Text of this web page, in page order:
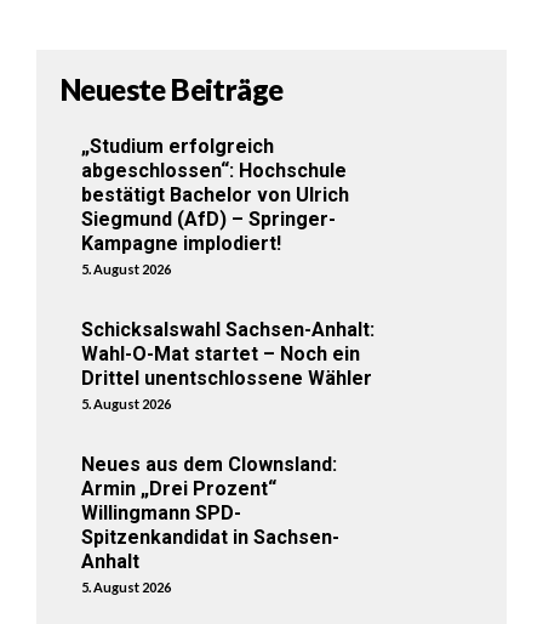
Neueste Beiträge
„Studium erfolgreich
abgeschlossen“: Hochschule
bestätigt Bachelor von Ulrich
Siegmund (AfD) – Springer-
Kampagne implodiert!
5. August 2026
Schicksalswahl Sachsen-Anhalt:
Wahl-O-Mat startet – Noch ein
Drittel unentschlossene Wähler
5. August 2026
Neues aus dem Clownsland:
Armin „Drei Prozent“
Willingmann SPD-
Spitzenkandidat in Sachsen-
Anhalt
5. August 2026